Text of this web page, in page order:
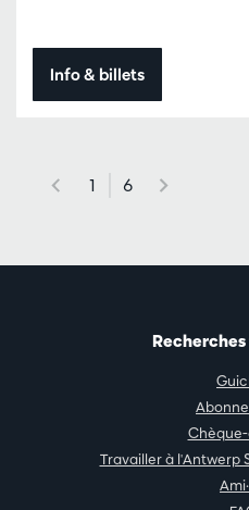
Info & billets
1 6
Travailler à l'Antwerp